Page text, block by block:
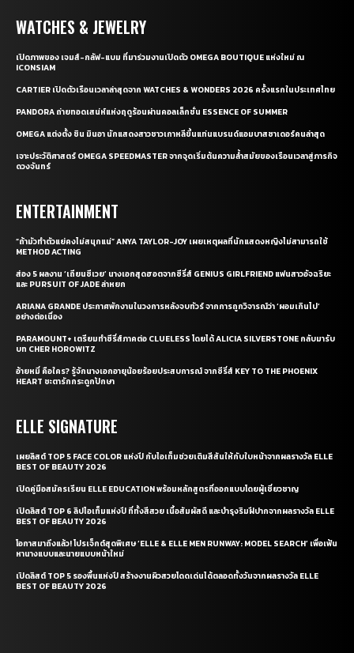
WATCHES & JEWELRY
เปิดภาพของ เจมส์-กลัฟ-แบม ที่มาร่วมงานเปิดตัว OMEGA BOUTIQUE แห่งใหม่ ณ
ICONSIAM
CARTIER เปิดตัวเรือนเวลาล่าสุดจาก WATCHES & WONDERS 2026 ครั้งแรกในประเทศไทย
PANDORA ถ่ายทอดเสน่ห์แห่งฤดูร้อนผ่านคอลเล็กชั่น ESSENCE OF SUMMER
OMEGA แต่งตั้ง ชิน มินอา นักแสดงสาวชาวเกาหลีขึ้นแท่นแบรนด์แอมบาสซาเดอร์คนล่าสุด
เจาะประวัติศาสตร์ OMEGA SPEEDMASTER จากจุดเริ่มต้นความล้ำสมัยของเรือนเวลาสู่ภารกิจ
ดวงจันทร์
ENTERTAINMENT
“ถ้ามัวทำตัวแย่คงไม่สนุกแน่” ANYA TAYLOR-JOY เผยเหตุผลที่นักแสดงหญิงไม่สามารถใช้
METHOD ACTING
ส่อง 5 ผลงาน ‘เถียนซีเวย’ นางเอกสุดฮอตจากซีรี่ส์ GENIUS GIRLFRIEND แฟนสาวอัจฉริยะ
และ PURSUIT OF JADE ล่าหยก
ARIANA GRANDE ประกาศพักงานในวงการหลังจบทัวร์ จากการถูกวิจารณ์ว่า ‘ผอมเกินไป’
อย่างต่อเนื่อง
PARAMOUNT+ เตรียมทำซีรี่ส์ภาคต่อ CLUELESS โดยได้ ALICIA SILVERSTONE กลับมารับ
บท CHER HOROWITZ
อ้ายหมี่ คือใคร? รู้จักนางเอกอายุน้อยร้อยประสบการณ์ จากซีรี่ส์ KEY TO THE PHOENIX
HEART ชะตารักกระดูกปักษา
ELLE SIGNATURE
เผยลิสต์ TOP 5 FACE COLOR แห่งปี กับไอเท็มช่วยเติมสีสันให้กับใบหน้าจากผลรางวัล ELLE
BEST OF BEAUTY 2026
เปิดคู่มือสมัครเรียน ELLE EDUCATION พร้อมหลักสูตรที่ออกแบบโดยผู้เชี่ยวชาญ
เปิดลิสต์ TOP 6 ลิปไอเท็มแห่งปี ที่ทั้งสีสวย เนื้อสัมผัสดี และบำรุงริมฝีปากจากผลรางวัล ELLE
BEST OF BEAUTY 2026
โอกาสมาถึงแล้ว! โปรเจ็กต์สุดพิเศษ ‘ELLE & ELLE MEN RUNWAY: MODEL SEARCH’ เพื่อเฟ้น
หานางแบบและนายแบบหน้าใหม่
เปิดลิสต์ TOP 5 รองพื้นแห่งปี สร้างงานผิวสวยโดดเด่นได้ตลอดทั้งวันจากผลรางวัล ELLE
BEST OF BEAUTY 2026